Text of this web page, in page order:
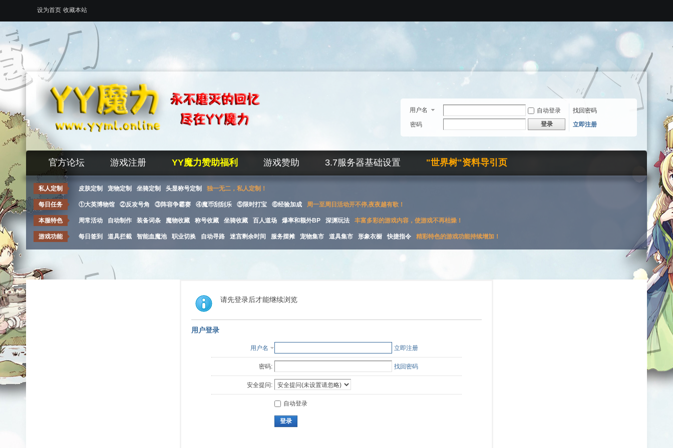
设为首页 收藏本站
用户名 自动登录
找回密码
密码
登录 立即注册
官方论坛 游戏注册 YY魔力赞助福利 游戏赞助 3.7服务器基础设置 "世界树"资料导引页
私人定制 皮肤定制 宠物定制 坐骑定制 头显称号定制 独一无二，私人定制！
每日任务 ①大英博物馆 ②反攻号角 ③阵容争霸赛 ④魔币刮刮乐 ⑤限时打宝 ⑥经验加成 周一至周日活动开不停,夜夜越有歌！
本服特色 周常活动 自动制作 装备词条 魔物收藏 称号收藏 坐骑收藏 百人道场 爆率和额外BP 深渊玩法 丰富多彩的游戏内容，使游戏不再枯燥！
游戏功能 每日签到 道具拦截 智能血魔池 职业切换 自动寻路 迷宫剩余时间 服务摆摊 宠物集市 道具集市 形象衣橱 快捷指令 精彩特色的游戏功能持续增加！
请先登录后才能继续浏览
用户登录
用户名 立即注册
密码: 找回密码
安全提问:
自动登录
登录